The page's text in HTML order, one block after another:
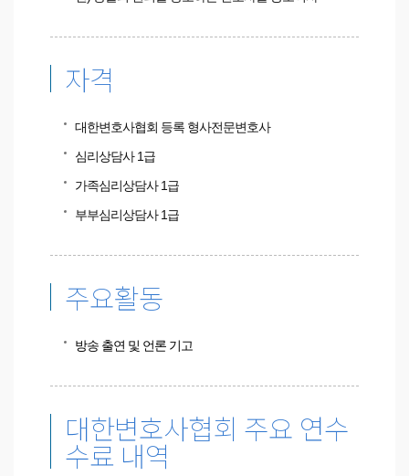
자격
대한변호사협회 등록 형사전문변호사
심리상담사 1급
가족심리상담사 1급
부부심리상담사 1급
주요활동
방송 출연 및 언론 기고
대한변호사협회 주요 연수
수료 내역